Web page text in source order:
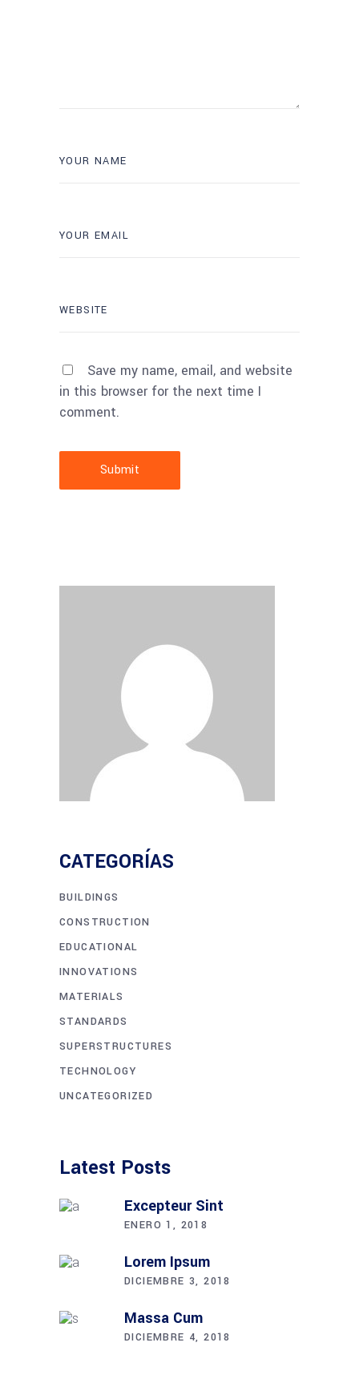
Save my name, email, and website
in this browser for the next time I
comment.
Submit
CATEGORÍAS
BUILDINGS
CONSTRUCTION
EDUCATIONAL
INNOVATIONS
MATERIALS
STANDARDS
SUPERSTRUCTURES
TECHNOLOGY
UNCATEGORIZED
Latest Posts
Excepteur Sint
ENERO 1, 2018
Lorem Ipsum
DICIEMBRE 3, 2018
Massa Cum
DICIEMBRE 4, 2018